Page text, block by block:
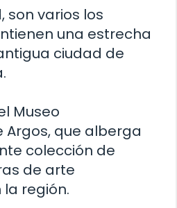
son varios los
una estrecha
ciudad de
Museo
Argos, que alberga
colección de
de arte
región.